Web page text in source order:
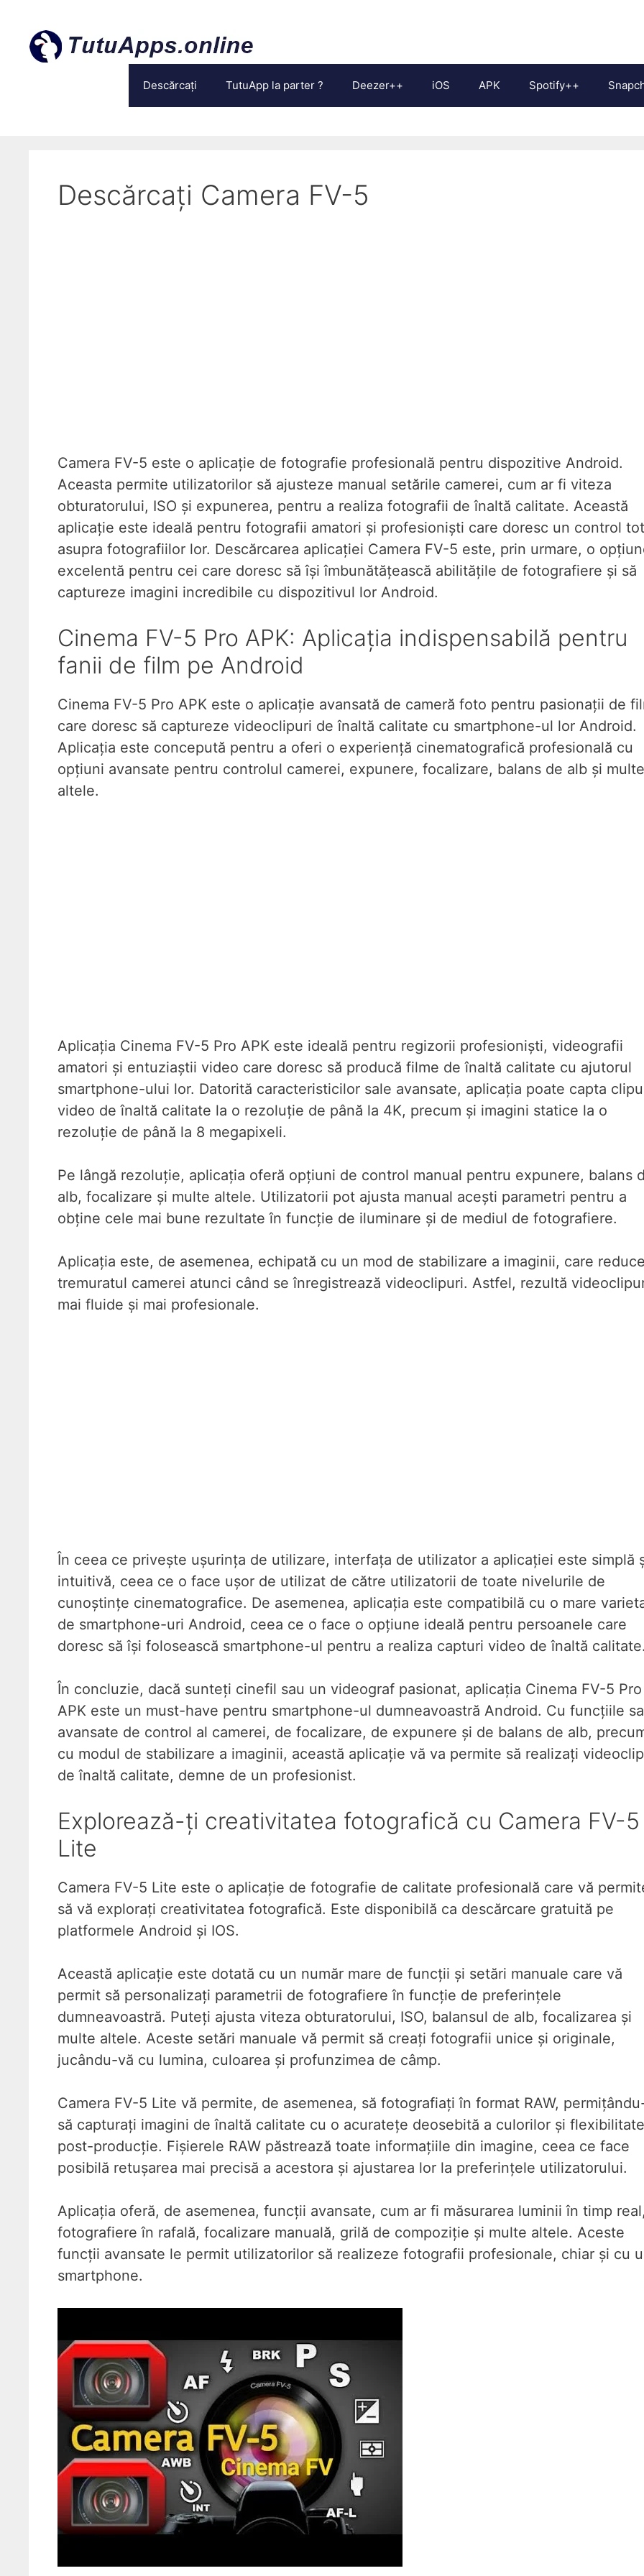
conținut
Descărcați TutuApp la parter ? Deezer++ iOS APK Spotify++
Descărcați Camera FV-5
Camera FV-5 este o aplicație de fotografie profesională pentru dispozitive Android.
Aceasta permite utilizatorilor să ajusteze manual setările camerei, cum ar fi viteza
obturatorului, ISO și expunerea, pentru a realiza fotografii de înaltă calitate. Această
aplicație este ideală pentru fotografii amatori și profesioniști care doresc un control
asupra fotografiilor lor. Descărcarea aplicației Camera FV-5 este, prin urmare, o
excelentă pentru cei care doresc să își îmbunătățească abilitățile de fotografiere și să
captureze imagini incredibile cu dispozitivul lor Android.
Cinema FV-5 Pro APK: Aplicația indispensabilă pentru
fanii de film pe Android
Cinema FV-5 Pro APK este o aplicație avansată de cameră foto pentru pasionații de
care doresc să captureze videoclipuri de înaltă calitate cu smartphone-ul lor Android.
Aplicația este concepută pentru a oferi o experiență cinematografică profesională cu
opțiuni avansate pentru controlul camerei, expunere, focalizare, balans de alb și multe
altele.
Aplicația Cinema FV-5 Pro APK este ideală pentru regizorii profesioniști, videografii
amatori și entuziaștii video care doresc să producă filme de înaltă calitate cu ajutorul
smartphone-ului lor. Datorită caracteristicilor sale avansate, aplicația poate capta
video de înaltă calitate la o rezoluție de până la 4K, precum și imagini statice la o
rezoluție de până la 8 megapixeli.
Pe lângă rezoluție, aplicația oferă opțiuni de control manual pentru expunere, balans
alb, focalizare și multe altele. Utilizatorii pot ajusta manual acești parametri pentru a
obține cele mai bune rezultate în funcție de iluminare și de mediul de fotografiere.
Aplicația este, de asemenea, echipată cu un mod de stabilizare a imaginii, care
tremuratul camerei atunci când se înregistrează videoclipuri. Astfel, rezultă
mai fluide și mai profesionale.
În ceea ce privește ușurința de utilizare, interfața de utilizator a aplicației este simplă
intuitivă, ceea ce o face ușor de utilizat de către utilizatorii de toate nivelurile de
cunoștințe cinematografice. De asemenea, aplicația este compatibilă cu o mare
de smartphone-uri Android, ceea ce o face o opțiune ideală pentru persoanele care
doresc să își folosească smartphone-ul pentru a realiza capturi video de înaltă
În concluzie, dacă sunteți cinefil sau un videograf pasionat, aplicația Cinema FV-5 Pro
APK este un must-have pentru smartphone-ul dumneavoastră Android. Cu funcțiile
avansate de control al camerei, de focalizare, de expunere și de balans de alb,
cu modul de stabilizare a imaginii, această aplicație vă va permite să realizați
de înaltă calitate, demne de un profesionist.
Explorează-ți creativitatea fotografică cu Camera FV-5
Lite
Camera FV-5 Lite este o aplicație de fotografie de calitate profesională care vă
să vă explorați creativitatea fotografică. Este disponibilă ca descărcare gratuită pe
platformele Android și IOS.
Această aplicație este dotată cu un număr mare de funcții și setări manuale care vă
permit să personalizați parametrii de fotografiere în funcție de preferințele
dumneavoastră. Puteți ajusta viteza obturatorului, ISO, balansul de alb, focalizarea și
multe altele. Aceste setări manuale vă permit să creați fotografii unice și originale,
jucându-vă cu lumina, culoarea și profunzimea de câmp.
Camera FV-5 Lite vă permite, de asemenea, să fotografiați în format RAW,
să capturați imagini de înaltă calitate cu o acuratețe deosebită a culorilor și
post-producție. Fișierele RAW păstrează toate informațiile din imagine, ceea ce face
posibilă retușarea mai precisă a acestora și ajustarea lor la preferințele utilizatorului.
Aplicația oferă, de asemenea, funcții avansate, cum ar fi măsurarea luminii în timp
fotografiere în rafală, focalizare manuală, grilă de compoziție și multe altele. Aceste
funcții avansate le permit utilizatorilor să realizeze fotografii profesionale, chiar și cu
smartphone.